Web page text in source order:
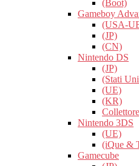
(Boot)
Gameboy
(USA-
(JP)
(CN)
Nintendo DS
(JP)
(Stati
(UE)
(KR)
Nintendo 3DS
(UE)
(iQue &
Gamecube